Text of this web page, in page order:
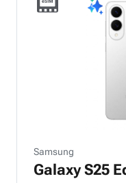
Samsung
Galaxy S25